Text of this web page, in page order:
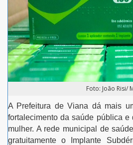
Foto: João Risi/
A Prefeitura de Viana dá mais
fortalecimento da saúde pública e
mulher. A rede municipal de
gratuitamente o Implante